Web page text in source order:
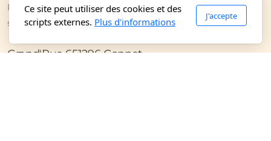
Prévention en faveur des enfants et recherche fondamentale
sur la cécité
Grand'Rue 651296 Coppet
Ce site peut utiliser des cookies et des
scripts externes. Plus d'informations
J'accepte